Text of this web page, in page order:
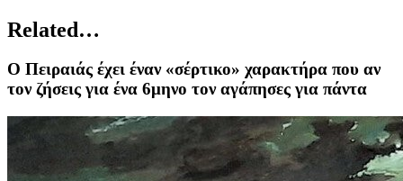
Related…
Ο Πειραιάς έχει έναν «σέρτικο» χαρακτήρα που αν
τον ζήσεις για ένα 6μηνο τον αγάπησες για πάντα